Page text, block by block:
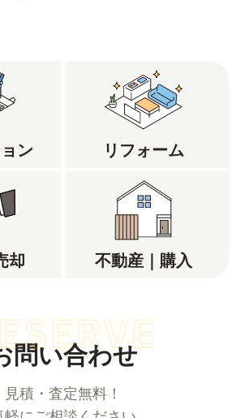
ン リフォーム
却 不動産｜購入
問い合わせ
見積・査定無料！